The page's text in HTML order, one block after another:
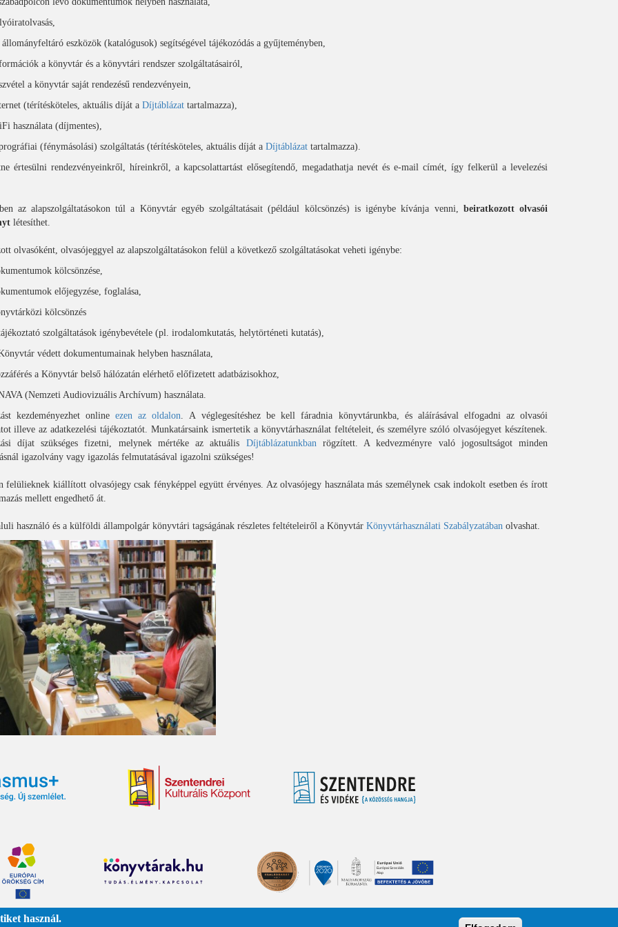
állományfeltáró eszközök (katalógusok) segítségével tájékozódás a gyűjteményben,
a könyvtár és a könyvtári rendszer szolgáltatásairól,
a könyvtár saját rendezésű rendezvényein,
(térítésköteles, aktuális díját a Díjtáblázattartalmazza),
használata (díjmentes),
(fénymásolási) szolgáltatás (térítésköteles, aktuális díját a Díjtáblázattartalmazza).
értesülni rendezvényeinkről, híreinkről, a kapcsolattartást elősegítendő, megadathatja nevét és e-mail címét, így felkerül a levelezési
az alapszolgáltatásokon túl a Könyvtár egyéb szolgáltatásait (például kölcsönzés) is igénybe kívánja venni, beiratkozott olvasói
létesíthet.
olvasóként, olvasójeggyel az alapszolgáltatásokon felül a következő szolgáltatásokat veheti igénybe:
kölcsönzése,
előjegyzése, foglalása,
kölcsönzés
szolgáltatások igénybevétele (pl. irodalomkutatás, helytörténeti kutatás),
védett dokumentumainak helyben használata,
a Könyvtár belső hálózatán elérhető előfizetett adatbázisokhoz,
(Nemzeti Audiovizuális Archívum) használata.
kezdeményezhet online ezen az oldalon. A véglegesítéshez be kell fáradnia könyvtárunkba, és aláírásával elfogadni az olvasói
illeve az adatkezelési tájékoztatót. Munkatársaink ismertetik a könyvtárhasználat feltételeit, és személyre szóló olvasójegyet készítenek.
díjat szükséges fizetni, melynek mértéke az aktuális Díjtáblázatunkbanrögzített. A kedvezményre való jogosultságot minden
igazolvány vagy igazolás felmutatásával igazolni szükséges!
felülieknek kiállított olvasójegy csak fényképpel együtt érvényes. Az olvasójegy használata más személynek csak indokolt esetben és írott
mellett engedhető át.
használó és a külföldi állampolgár könyvtári tagságának részletes feltételeiről a Könyvtár Könyvtárhasználati Szabályzatábanolvashat.
használ.